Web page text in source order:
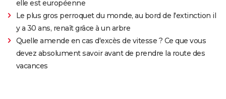
elle est européenne
Le plus gros perroquet du monde, au bord de l'extinction il
y a 30 ans, renaît grâce à un arbre
Quelle amende en cas d'excès de vitesse ? Ce que vous
devez absolument savoir avant de prendre la route des
vacances